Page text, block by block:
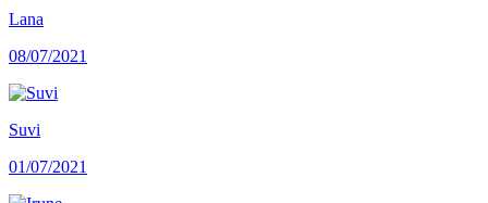
Lana
08/07/2021
Suvi
01/07/2021